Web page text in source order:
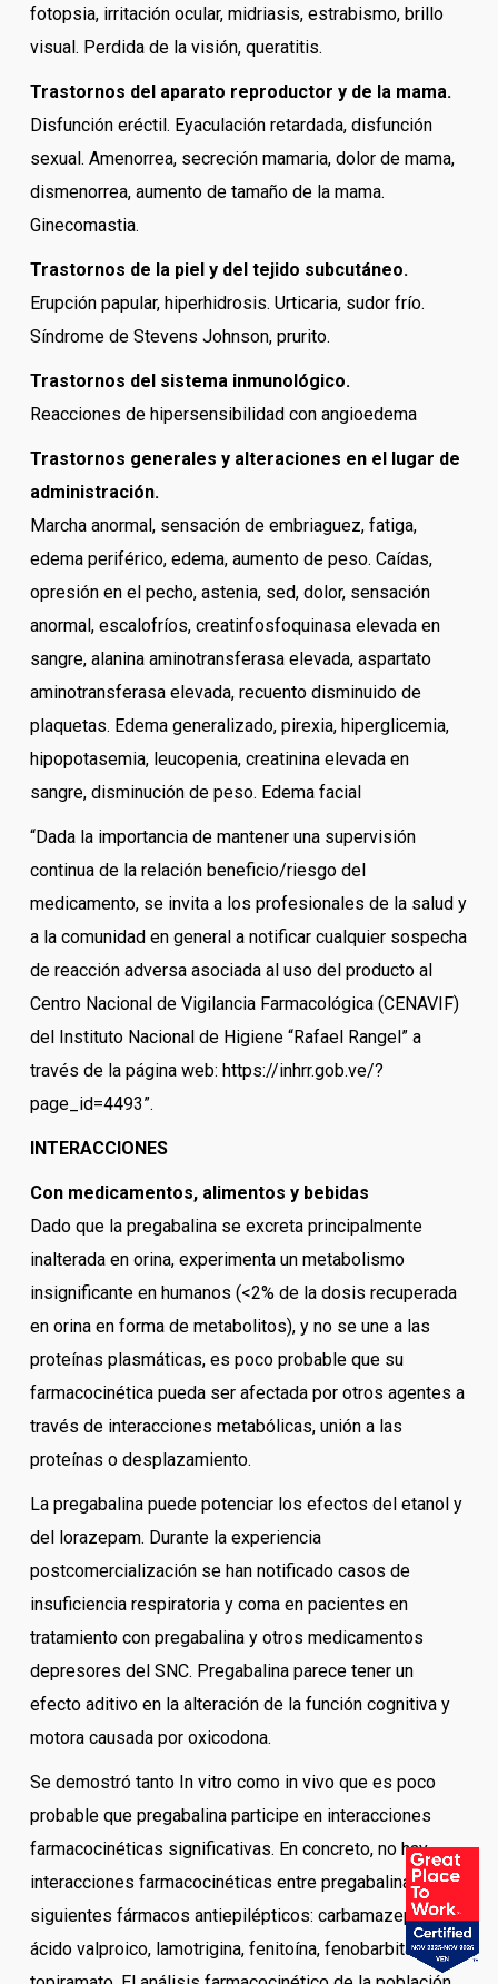
fotopsia, irritación ocular, midriasis, estrabismo, brillo
visual. Perdida de la visión, queratitis.
Trastornos del aparato reproductor y de la mama.
Disfunción eréctil. Eyaculación retardada, disfunción
sexual. Amenorrea, secreción mamaria, dolor de mama,
dismenorrea, aumento de tamaño de la mama.
Ginecomastia.
Trastornos de la piel y del tejido subcutáneo.
Erupción papular, hiperhidrosis. Urticaria, sudor frío.
Síndrome de Stevens Johnson, prurito.
Trastornos del sistema inmunológico.
Reacciones de hipersensibilidad con angioedema
Trastornos generales y alteraciones en el lugar de
administración.
Marcha anormal, sensación de embriaguez, fatiga,
edema periférico, edema, aumento de peso. Caídas,
opresión en el pecho, astenia, sed, dolor, sensación
anormal, escalofríos, creatinfosfoquinasa elevada en
sangre, alanina aminotransferasa elevada, aspartato
aminotransferasa elevada, recuento disminuido de
plaquetas. Edema generalizado, pirexia, hiperglicemia,
hipopotasemia, leucopenia, creatinina elevada en
sangre, disminución de peso. Edema facial
“Dada la importancia de mantener una supervisión
continua de la relación beneficio/riesgo del
medicamento, se invita a los profesionales de la salud y
a la comunidad en general a notificar cualquier sospecha
de reacción adversa asociada al uso del producto al
Centro Nacional de Vigilancia Farmacológica (CENAVIF)
del Instituto Nacional de Higiene “Rafael Rangel” a
través de la página web: https://inhrr.gob.ve/?
page_id=4493”.
INTERACCIONES
Con medicamentos, alimentos y bebidas
Dado que la pregabalina se excreta principalmente
inalterada en orina, experimenta un metabolismo
insignificante en humanos (<2% de la dosis recuperada
en orina en forma de metabolitos), y no se une a las
proteínas plasmáticas, es poco probable que su
farmacocinética pueda ser afectada por otros agentes a
través de interacciones metabólicas, unión a las
proteínas o desplazamiento.
La pregabalina puede potenciar los efectos del etanol y
del lorazepam. Durante la experiencia
postcomercialización se han notificado casos de
insuficiencia respiratoria y coma en pacientes en
tratamiento con pregabalina y otros medicamentos
depresores del SNC. Pregabalina parece tener un
efecto aditivo en la alteración de la función cognitiva y
motora causada por oxicodona.
Se demostró tanto In vitro como in vivo que es poco
probable que pregabalina participe en interacciones
farmacocinéticas significativas. En concreto, no hay
interacciones farmacocinéticas entre pregabalina y los
siguientes fármacos antiepilépticos: carbamazepina,
ácido valproico, lamotrigina, fenitoína, fenobarbital y